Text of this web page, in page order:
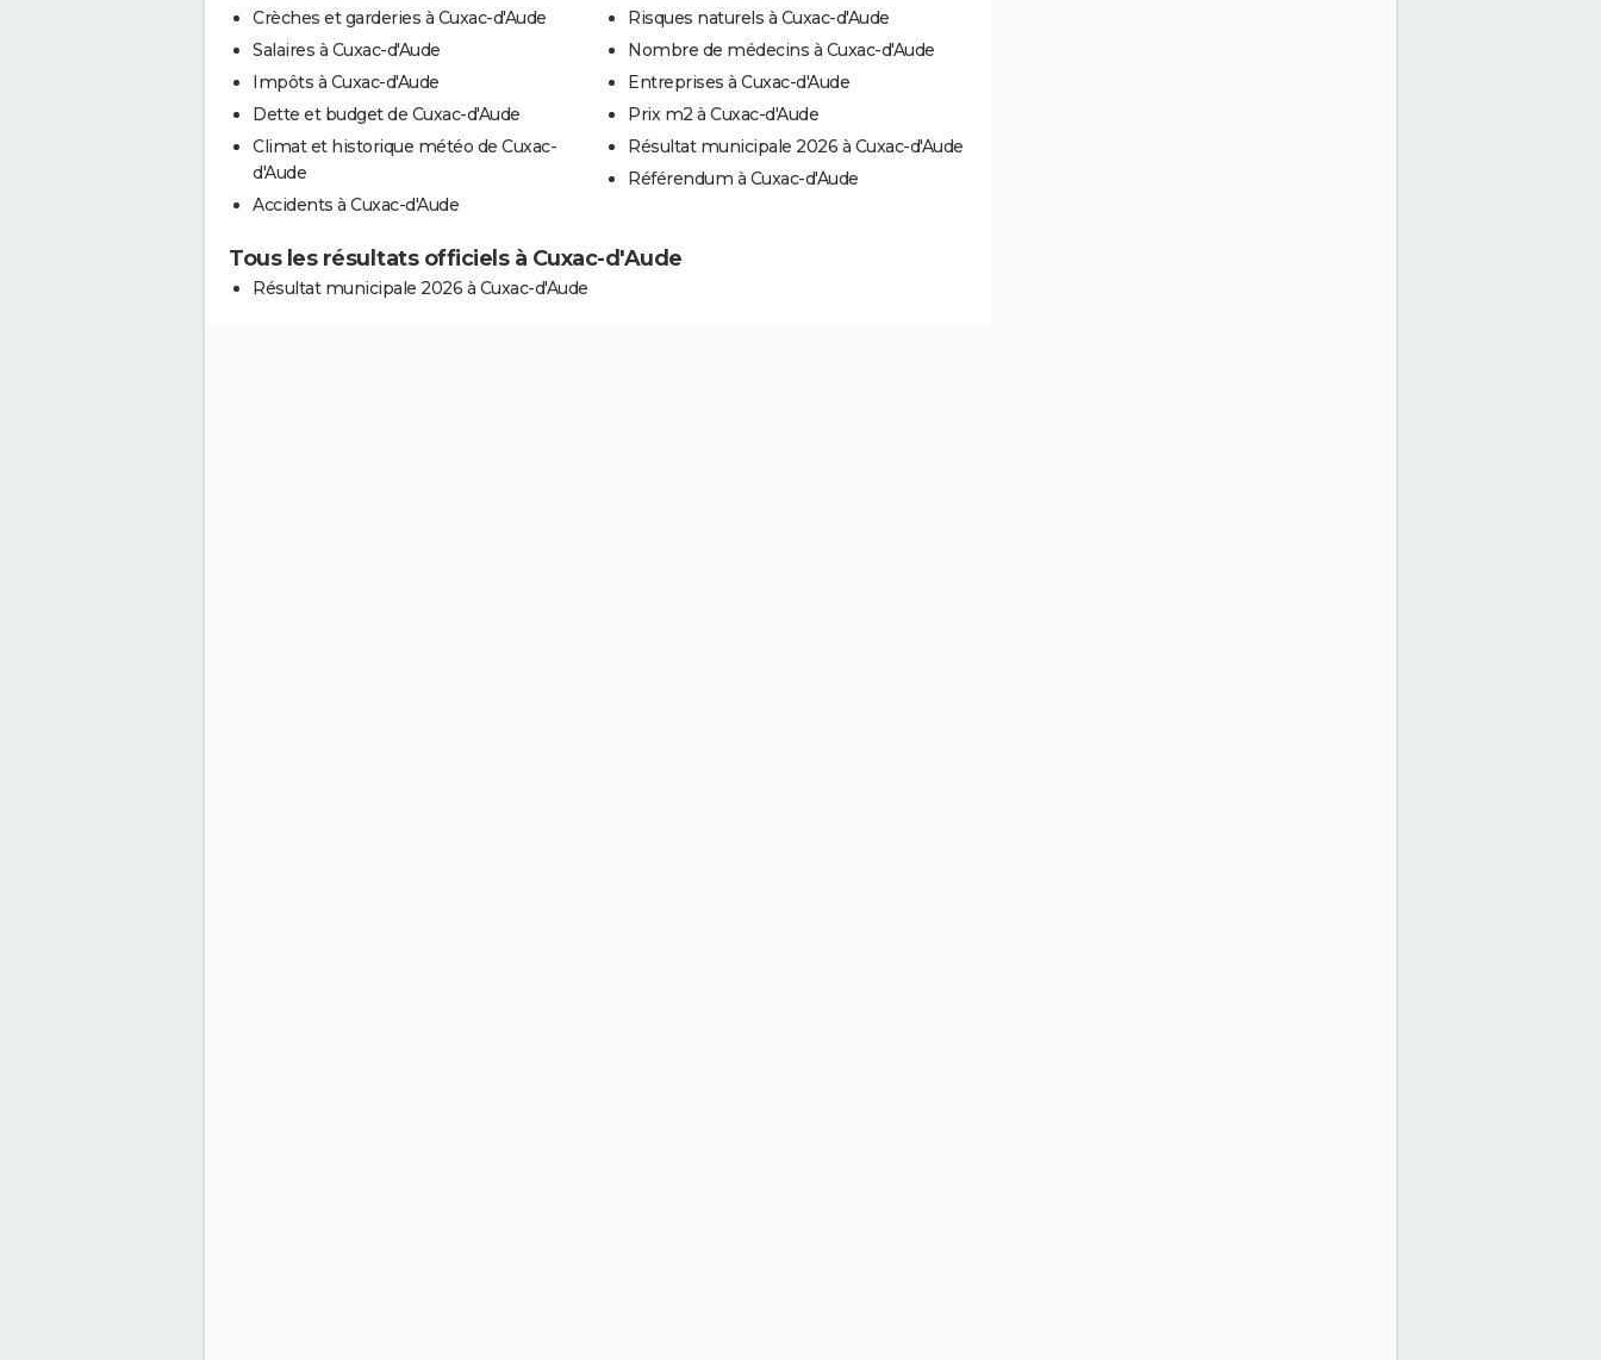
Crèches et garderies à Cuxac-d'Aude
Salaires à Cuxac-d'Aude
Impôts à Cuxac-d'Aude
Dette et budget de Cuxac-d'Aude
Climat et historique météo de Cuxac-
d'Aude
Accidents à Cuxac-d'Aude
Risques naturels à Cuxac-d'Aude
Nombre de médecins à Cuxac-d'Aude
Entreprises à Cuxac-d'Aude
Prix m2 à Cuxac-d'Aude
Résultat municipale 2026 à Cuxac-d'Aude
Référendum à Cuxac-d'Aude
Tous les résultats officiels à Cuxac-d'Aude
Résultat municipale 2026 à Cuxac-d'Aude